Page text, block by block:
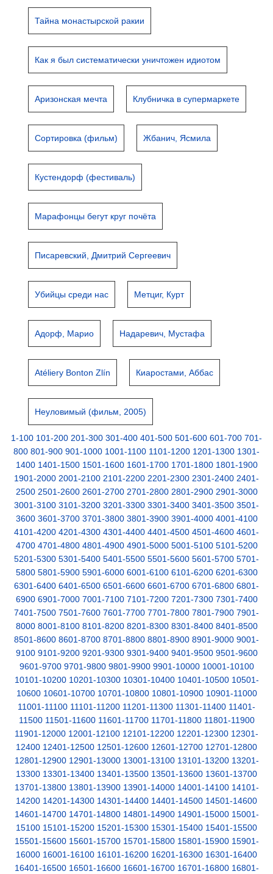
Тайна монастырской ракии
Как я был систематически уничтожен идиотом
Аризонская мечта Клубничка в супермаркете
Сортировка (фильм) Жбанич, Ясмила
Кустендорф (фестиваль)
Марафонцы бегут круг почёта
Писаревский, Дмитрий Сергеевич
Убийцы среди нас Метциг, Курт
Адорф, Марио Надаревич, Мустафа
Atéliery Bonton Zlín Киаростами, Аббас
Неуловимый (фильм, 2005)
1-100 101-200 201-300 301-400 401-500 501-600 601-700 701-
800 801-900 901-1000 1001-1100 1101-1200 1201-1300 1301-
1400 1401-1500 1501-1600 1601-1700 1701-1800 1801-1900
1901-2000 2001-2100 2101-2200 2201-2300 2301-2400 2401-
2500 2501-2600 2601-2700 2701-2800 2801-2900 2901-3000
3001-3100 3101-3200 3201-3300 3301-3400 3401-3500 3501-
3600 3601-3700 3701-3800 3801-3900 3901-4000 4001-4100
4101-4200 4201-4300 4301-4400 4401-4500 4501-4600 4601-
4700 4701-4800 4801-4900 4901-5000 5001-5100 5101-5200
5201-5300 5301-5400 5401-5500 5501-5600 5601-5700 5701-
5800 5801-5900 5901-6000 6001-6100 6101-6200 6201-6300
6301-6400 6401-6500 6501-6600 6601-6700 6701-6800 6801-
6900 6901-7000 7001-7100 7101-7200 7201-7300 7301-7400
7401-7500 7501-7600 7601-7700 7701-7800 7801-7900 7901-
8000 8001-8100 8101-8200 8201-8300 8301-8400 8401-8500
8501-8600 8601-8700 8701-8800 8801-8900 8901-9000 9001-
9100 9101-9200 9201-9300 9301-9400 9401-9500 9501-9600
9601-9700 9701-9800 9801-9900 9901-10000 10001-10100
10101-10200 10201-10300 10301-10400 10401-10500 10501-
10600 10601-10700 10701-10800 10801-10900 10901-11000
11001-11100 11101-11200 11201-11300 11301-11400 11401-
11500 11501-11600 11601-11700 11701-11800 11801-11900
11901-12000 12001-12100 12101-12200 12201-12300 12301-
12400 12401-12500 12501-12600 12601-12700 12701-12800
12801-12900 12901-13000 13001-13100 13101-13200 13201-
13300 13301-13400 13401-13500 13501-13600 13601-13700
13701-13800 13801-13900 13901-14000 14001-14100 14101-
14200 14201-14300 14301-14400 14401-14500 14501-14600
14601-14700 14701-14800 14801-14900 14901-15000 15001-
15100 15101-15200 15201-15300 15301-15400 15401-15500
15501-15600 15601-15700 15701-15800 15801-15900 15901-
16000 16001-16100 16101-16200 16201-16300 16301-16400
16401-16500 16501-16600 16601-16700 16701-16800 16801-